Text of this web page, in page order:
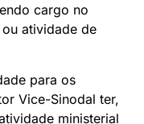
cargo no
atividade de
para os
Vice-Sinodal ter,
ministerial